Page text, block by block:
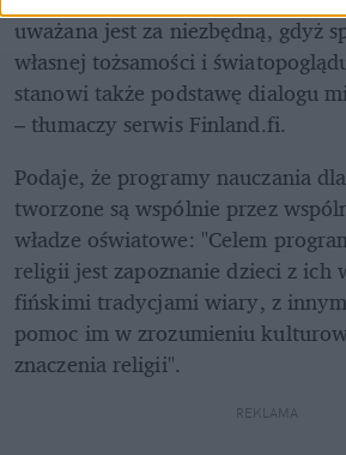
uważana jest za niezbędną, gdyż
własnej tożsamości i
stanowi także podstawę dialogu
– tłumaczy serwis Finland.fi.
Podaje, że programy nauczania
tworzone są wspólnie przez
władze oświatowe: "Celem
religii jest zapoznanie dzieci z ich
fińskimi tradycjami wiary, z
pomoc im w zrozumieniu
znaczenia religii".
REKLAMA